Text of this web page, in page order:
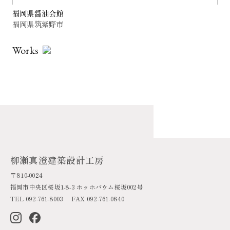
福岡県醤油会館
福岡県筑紫野市
Works
柳瀬真澄建築設計工房
〒810-0024
福岡市中央区桜坂1-8-3 ホッホバウム桜坂002号
TEL 092-761-8003 FAX 092-761-0840